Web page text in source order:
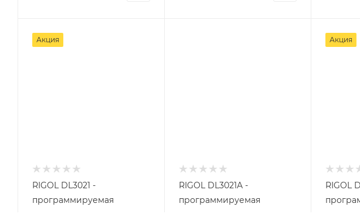
Акция
RIGOL DL3021 -
программируемая
RIGOL DL3021A -
программируемая
Акция
RIGOL